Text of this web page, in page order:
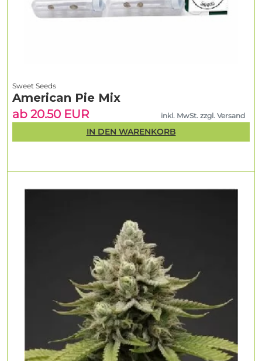
Sweet Seeds
American Pie Mix
ab 20.50 EUR
inkl. MwSt. zzgl. Versand
IN DEN WARENKORB